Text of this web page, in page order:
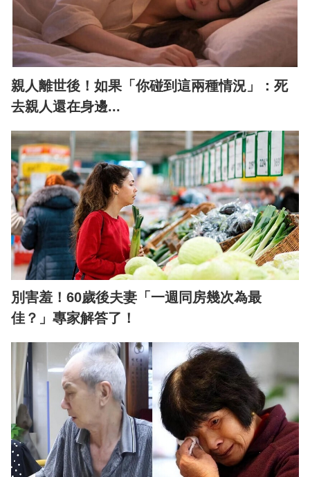
親人離世後！如果「你碰到這兩種情況」：死
去親人還在身邊...
別害羞！60歲後夫妻「一週同房幾次為最
佳？」專家解答了！